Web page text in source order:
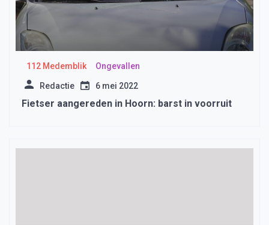
112 Medemblik Ongevallen
Redactie 6 mei 2022
Fietser aangereden in Hoorn: barst in voorruit